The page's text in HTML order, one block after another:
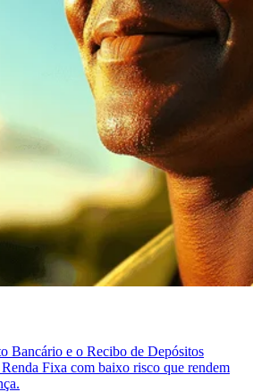
Bancário e o Recibo de Depósitos
Fixa com baixo risco que rendem